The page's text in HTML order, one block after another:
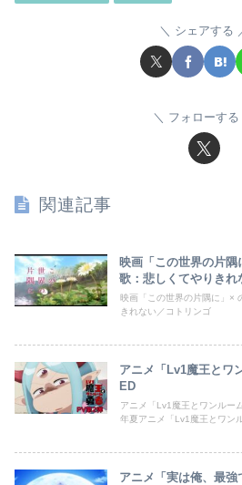
シェアする
フォローする
関連記事
映画「この世界の片
歌：悲しくてやりきれ
映画「この世界の片隅に」×
きれない／コトリンゴ
アニメ「Lv1魔王とワ
ED
アニメ「Lv1魔王とワンルー
年夏アニメ「Lv1魔王とワンル
アニメ「実は俺、最